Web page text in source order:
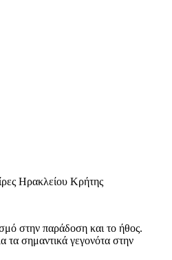
Ηρακλείου Κρήτης
στην παράδοση και το ήθος.
τα σημαντικά γεγονότα στην